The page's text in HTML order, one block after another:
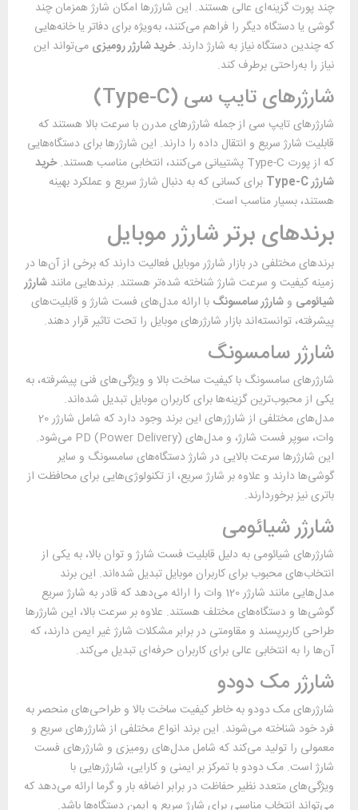
چند پورت گزینه‌ای عالی هستند. این شارژرها امکان شارژ همزمان چند
گوشی یا دستگاه دیگر را فراهم می‌کنند، به‌ویژه برای دفاتر یا خانه‌هایی
که چندین دستگاه نیاز به شارژ دارند.خرید شارژر رومیزی می‌تواند این
نیاز را به‌راحتی برطرف کند.
شارژرهای تایپ سی (Type-C)
شارژرهای تایپ سی از جمله شارژرهای مدرن با سرعت بالا هستند که
قابلیت شارژ سریع و انتقال داده را دارند. این شارژرها برای دستگاه‌هایی
که از پورت Type-C پشتیبانی می‌کنند، انتخابی مناسب هستند.
خرید
شارژرType-C
برای کسانی که به دنبال شارژ سریع و عملکرد بهینه
هستند، بسیار مناسب است.
برندهای برتر شارژر موبایل
برندهای مختلفی در بازار شارژر موبایل فعالیت دارند که برخی از آن‌ها در
زمینه کیفیت و سرعت شارژ شناخته شده‌تر هستند. برندهایی مانند شارژر
شیائومی وشارژر سامسونگ با ارائه مدل‌های فست شارژ و قابلیت‌های
پیشرفته، توانسته‌اند بازار شارژرهای موبایل را تحت تاثیر قرار دهند.
شارژر سامسونگ
شارژرهای سامسونگ با کیفیت ساخت بالا و ویژگی‌های فنی پیشرفته، به
یکی از محبوب‌ترین گزینه‌ها برای کاربران موبایل تبدیل شده‌اند.
مدل‌های مختلفی از شارژرهای این برند وجود دارد که شامل شارژر 20
وات، سوپر فست شارژ، و مدل‌های PD (Power Delivery) می‌شود.
این شارژرها سرعت بالایی در شارژ دستگاه‌های سامسونگ و سایر
گوشی‌ها دارند و علاوه بر شارژ سریع، از تکنولوژی‌هایی برای محافظت از
باتری نیز برخوردارند.
شارژر شیائومی
شارژرهای شیائومی به دلیل قابلیت فست شارژ و توان بالا، به یکی از
انتخاب‌های محبوب برای کاربران موبایل تبدیل شده‌اند. این برند
مدل‌هایی مانند شارژر 120 وات را ارائه می‌دهد که قادر به شارژ سریع
گوشی‌ها و دستگاه‌های مختلف هستند. علاوه بر سرعت بالا، این شارژرها
طراحی کاربرپسند و مقاومتی در برابر مشکلات شارژ غیر ایمن دارند، که
آن‌ها را به انتخابی عالی برای کاربران حرفه‌ای تبدیل می‌کند.
شارژر مک دودو
شارژرهای مک دودو به خاطر کیفیت ساخت بالا و طراحی‌های منحصر به
فرد خود شناخته می‌شوند. این برند انواع مختلفی از شارژرهای سریع و
معمولی را تولید می‌کند که شامل مدل‌های رومیزی و شارژرهای فست
شارژ است. مک دودو با تمرکز بر ایمنی و کارایی، شارژرهایی با
ویژگی‌های متعدد نظیر حفاظت در برابر اضافه بار و گرما ارائه می‌دهد که